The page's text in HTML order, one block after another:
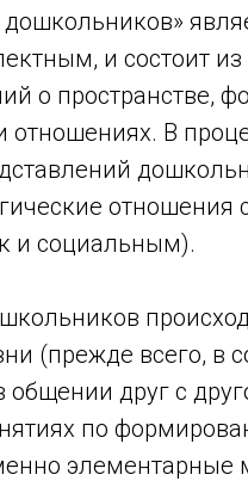
и состоит из
о пространстве,
отношениях. В
отношения
и социальным).
(прежде всего, в
друг с
по
элементарные